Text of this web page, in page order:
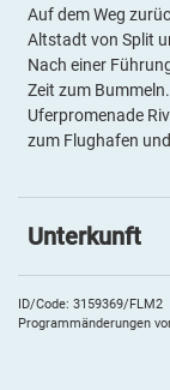
Auf dem Weg
Altstadt von Split
Nach einer
Zeit zum
Uferpromenade
zum Flughafen
Unterkunft
Jadran Hotel
Das5*Bluesun
von Tucepi,
ID/Code: 3159369/FLM2
Programmänderungen